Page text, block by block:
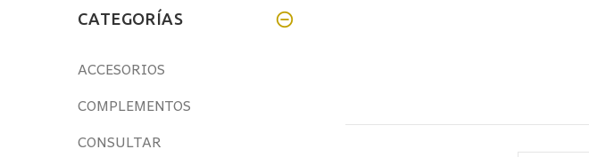
CATEGORÍAS
ACCESORIOS
COMPLEMENTOS
CONSULTAR